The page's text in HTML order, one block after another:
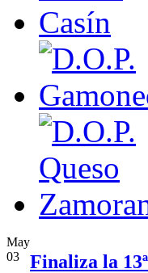
May
03
Finaliza la